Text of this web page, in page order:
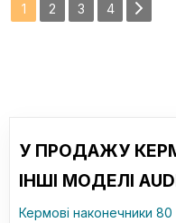
1 2 3 4
У ПРОДАЖУ
ІНШІ МОДЕЛІ
Кермові наконечники 80